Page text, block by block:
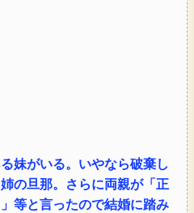
妹がいる。いやなら破棄し
の旦那。さらに両親が「正
等と言ったので結婚に踏み